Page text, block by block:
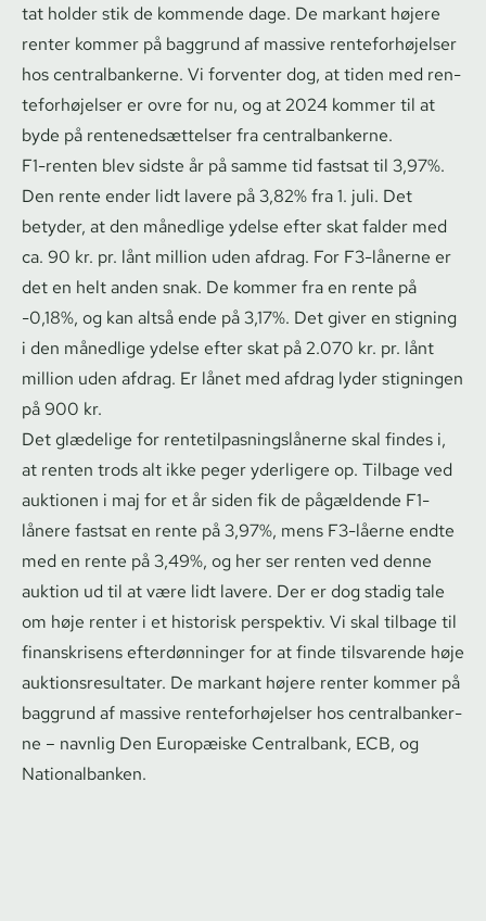
tat holder stik de kommende dage. De markant højere
renter kommer på baggrund af massive ren­te­for­hø­jel­ser
hos cen­tral­ban­ker­ne. Vi forventer dog, at tiden med ren­
te­for­hø­jel­ser er ovre for nu, og at 2024 kommer til at
byde på ren­te­ned­sæt­tel­ser fra cen­tral­ban­ker­ne.
F1-renten blev sidste år på samme tid fastsat til 3,97%.
Den rente ender lidt lavere på 3,82% fra 1. juli. Det
betyder, at den månedlige ydelse efter skat falder med
ca. 90 kr. pr. lånt million uden afdrag. For F3-lånerne er
det en helt anden snak. De kommer fra en rente på
-0,18%, og kan altså ende på 3,17%. Det giver en stigning
i den månedlige ydelse efter skat på 2.070 kr. pr. lånt
million uden afdrag. Er lånet med afdrag lyder stigningen
på 900 kr.
Det glædelige for ren­te­til­pas­ning­s­lå­ner­ne skal findes i,
at renten trods alt ikke peger yderligere op. Tilbage ved
auktionen i maj for et år siden fik de pågældende F1-
lånere fastsat en rente på 3,97%, mens F3-låerne endte
med en rente på 3,49%, og her ser renten ved denne
auktion ud til at være lidt lavere. Der er dog stadig tale
om høje renter i et historisk perspektiv. Vi skal tilbage til
finanskrisens efterdønninger for at finde tilsvarende høje
auk­tions­re­sul­ta­ter. De markant højere renter kommer på
baggrund af massive ren­te­for­hø­jel­ser hos cen­tral­ban­ker­
ne – navnlig Den Europæiske Centralbank, ECB, og
Nationalbanken.